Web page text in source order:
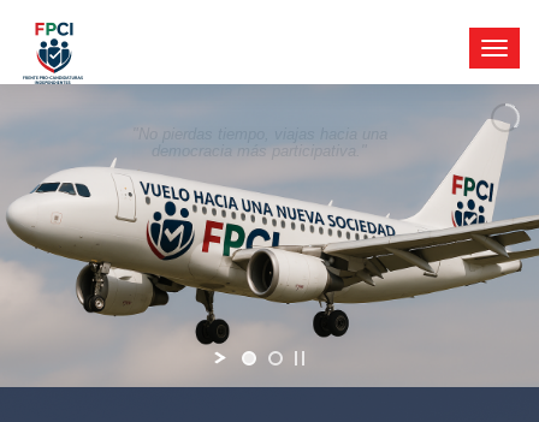
"No pierdas tiempo, viajas hacia una
democracia más participativa."